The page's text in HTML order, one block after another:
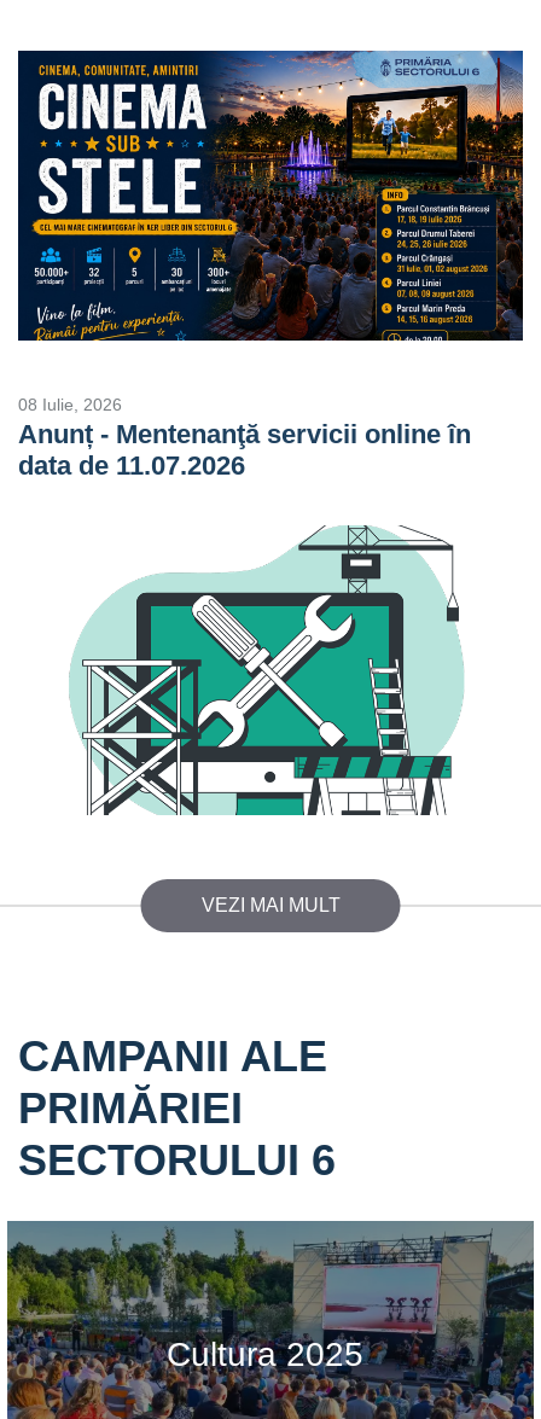
08 Iulie, 2026
Anunț - Mentenanţă servicii online în
data de 11.07.2026
VEZI MAI MULT
CAMPANII ALE
PRIMĂRIEI
SECTORULUI 6
Cultura 2025